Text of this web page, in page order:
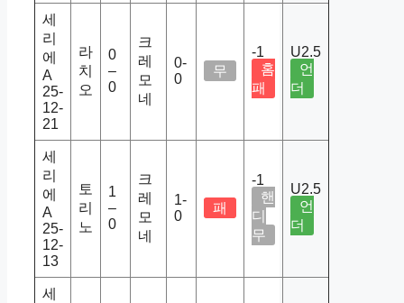
세
리
에
A
25-
12-
21
라
치
오
0
–
0
크
레
모
네
0-
0
무
-1
홈
패
U2.5
언
더
세
리
에
A
25-
12-
13
토
리
노
1
–
0
크
레
모
네
1-
0
패
-1
핸
디
무
U2.5
언
더
세